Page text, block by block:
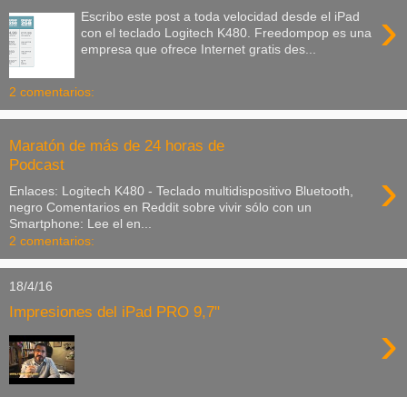
›
Escribo este post a toda velocidad desde el iPad
con el teclado Logitech K480. Freedompop es una
empresa que ofrece Internet gratis des...
2 comentarios:
Maratón de más de 24 horas de
Podcast
›
Enlaces: Logitech K480 - Teclado multidispositivo Bluetooth,
negro Comentarios en Reddit sobre vivir sólo con un
Smartphone: Lee el en...
2 comentarios:
18/4/16
Impresiones del iPad PRO 9,7"
›